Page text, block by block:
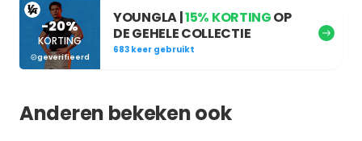
-20%
KORTING
geverifieerd
YOUNGLA |15% KORTINGOP
DE GEHELE COLLECTIE
683 keer gebruikt
Anderen bekeken ook